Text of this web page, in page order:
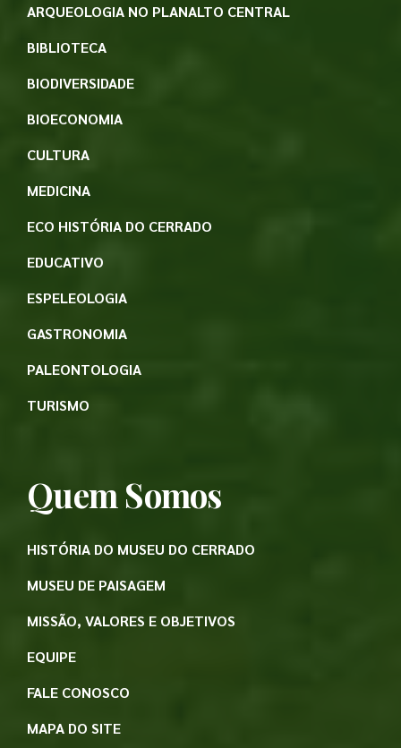
ARQUEOLOGIA NO PLANALTO CENTRAL
BIBLIOTECA
BIODIVERSIDADE
BIOECONOMIA
CULTURA
MEDICINA
ECO HISTÓRIA DO CERRADO
EDUCATIVO
ESPELEOLOGIA
GASTRONOMIA
PALEONTOLOGIA
TURISMO
Quem Somos
HISTÓRIA DO MUSEU DO CERRADO
MUSEU DE PAISAGEM
MISSÃO, VALORES E OBJETIVOS
EQUIPE
FALE CONOSCO
MAPA DO SITE